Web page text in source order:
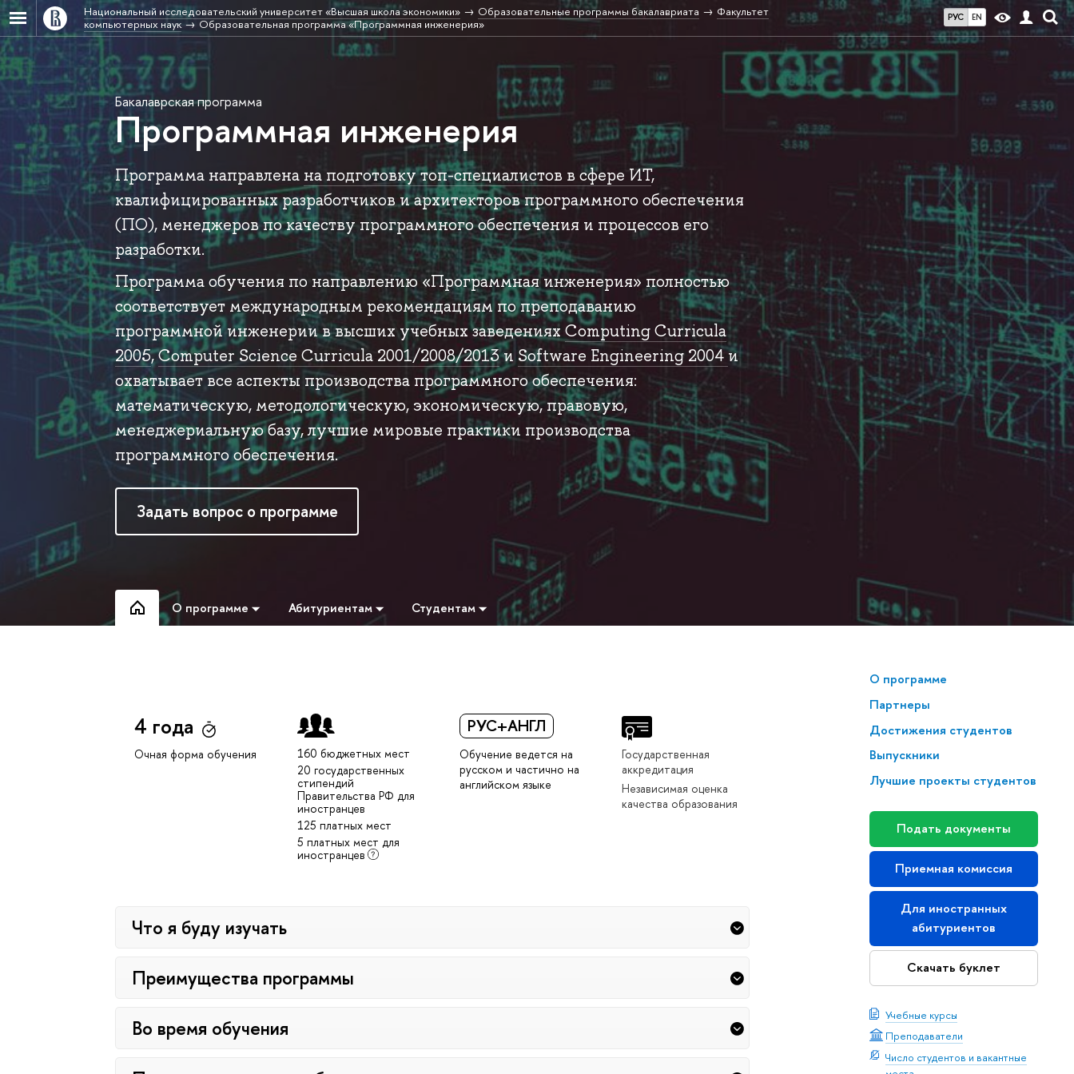
РУС EN
Национальный исследовательский университет «Высшая школа экономики» Образовательные программы бакалавриата
Факультет
компьютерных наук
Образовательная программа «Программная инженерия»
Бакалаврская программа
Программная инженерия
Программа направлена на подготовку топ-специалистов в сфере ИТ,
квалифицированных разработчиков и архитекторов программного обеспечения
(ПО), менеджеров по качеству программного обеспечения и процессов его
разработки.
Программа обучения по направлению «Программная инженерия» полностью
соответствует международным рекомендациям по преподаванию
программной инженерии в высших учебных заведенияхComputing Curricula
2005,Computer Science Сurricula 2001/2008/2013и Software Engineering 2004и
охватывает все аспекты производства программного обеспечения:
математическую, методологическую, экономическую, правовую,
менеджериальную базу, лучшие мировые практики производства
программного обеспечения.
Задать вопрос о программе
О программе Абитуриентам Студентам
О программе
Партнеры
Достижения студентов
Выпускники
Лучшие проекты студентов
Подать документы
Приемная комиссия
Для иностранных
абитуриентов
Скачать буклет
Учебные курсы
Преподаватели
Число студентов и вакантные
4 года
Очная форма обучения
160 бюджетных мест
20 государственных
стипендий
Правительства РФ для
иностранцев
125 платных мест
5 платных мест для
иностранцев
РУС+АНГЛ
Обучение ведется на
русском и частично на
английском языке
Государственная
аккредитация
Независимая оценка
качества образования
Что я буду изучать
Преимущества программы
Во время обучения